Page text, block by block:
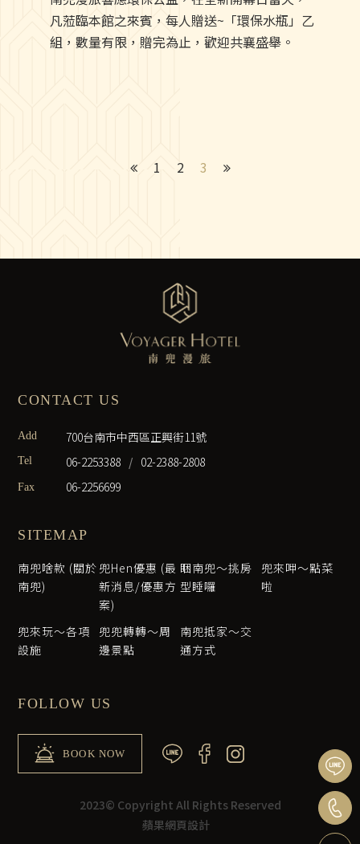
投入，台南市中心鬧區旅宿儼然進入一級戰區
產業。 進入試營運期的南兜漫旅，位處國華商
圈最鄰近的正興街上，擁有商圈購物、人文古
凡蒞臨本館之來賓，每人贈送~「環保水瓶」乙
組，數量有限，贈完為止，歡迎共襄盛舉。
1 2 3
CONTACT US
Add 700台南市中西區正興街11號
Tel 06-2253388 / 02-2388-2808
Fax 06-2256699
SITEMAP
南兜啥款 (關於
南兜)
兜Hen優惠 (最
新消息/優惠方
案)
睏南兜～挑房
型睡囉
兜來呷～點菜
啦
兜來玩～各項
設施
兜兜轉轉～周
邊景點
南兜抵家～交
通方式
FOLLOW US
BOOK NOW
2023© Copyright All Rights Reserved
蘋果網頁設計